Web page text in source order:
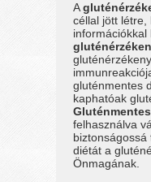
A
céllal jött létre,
információkkal
gluténmentes
kaphatóak
felhasználva
diétát a
Önmagának.